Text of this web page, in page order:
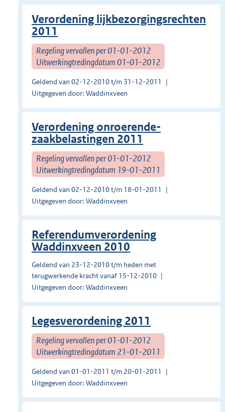
Verordening lijkbezorgingsrechten
2011
Regeling vervallen per 01-01-2012
Uitwerkingtredingdatum 01-01-2012
Geldend van 02-12-2010 t/m 31-12-2011
Uitgegeven door: Waddinxveen
Verordening onroerende-
zaakbelastingen 2011
Regeling vervallen per 01-01-2012
Uitwerkingtredingdatum 19-01-2011
Geldend van 02-12-2010 t/m 18-01-2011
Uitgegeven door: Waddinxveen
Referendumverordening
Waddinxveen 2010
Geldend van 23-12-2010 t/m heden met
terugwerkende kracht vanaf 15-12-2010
Uitgegeven door: Waddinxveen
Legesverordening 2011
Regeling vervallen per 01-01-2012
Uitwerkingtredingdatum 21-01-2011
Geldend van 01-01-2011 t/m 20-01-2011
Uitgegeven door: Waddinxveen